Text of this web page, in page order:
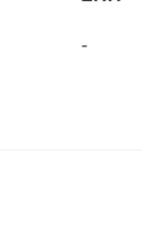
-